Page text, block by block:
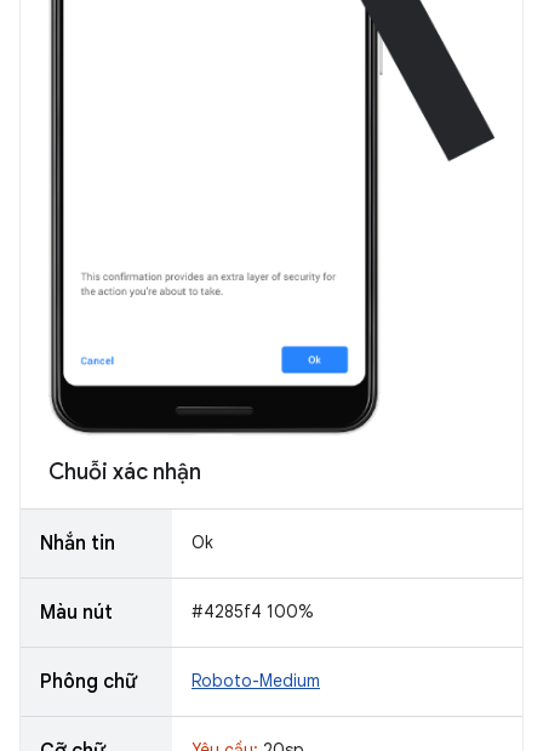
Chuỗi xác nhận
Nhắn tin Ok
Màu nút #4285f4 100%
Phông chữ Roboto-Medium